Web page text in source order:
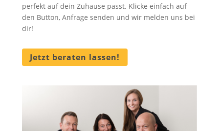
perfekt auf dein Zuhause passt. Klicke einfach auf
den Button, Anfrage senden und wir melden uns bei
dir!
Jetzt beraten lassen!